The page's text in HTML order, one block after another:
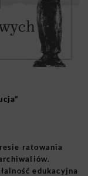
ratowania
edukacyjna